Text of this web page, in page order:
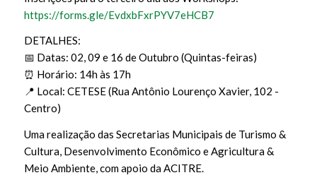
https://forms.gle/EvdxbFxrPYV7eHCB7
DETALHES:
📅 Datas: 02, 09 e 16 de Outubro (Quintas-feiras)
⏰ Horário: 14h às 17h
📍 Local: CETESE (Rua Antônio Lourenço Xavier, 102 -
Centro)
Uma realização das Secretarias Municipais de Turismo &
Cultura, Desenvolvimento Econômico e Agricultura &
Meio Ambiente, com apoio da ACITRE.